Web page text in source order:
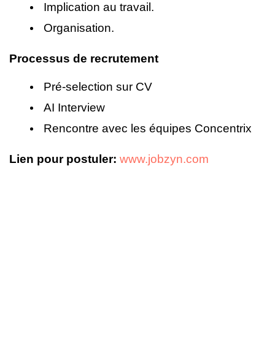
Implication au travail.
Organisation.
Processus de recrutement
Pré-selection sur CV
AI Interview
Rencontre avec les équipes Concentrix
Lien pour postuler: www.jobzyn.com